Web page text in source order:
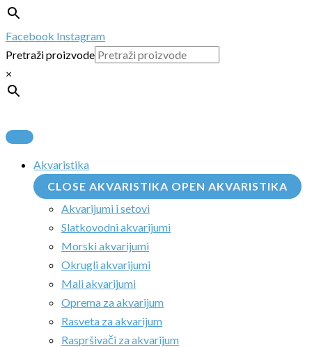
Facebook Instagram
Pretraži proizvode
×
Akvaristika
CLOSE AKVARISTIKA OPEN AKVARISTIKA
Akvarijumi i setovi
Slatkovodni akvarijumi
Morski akvarijumi
Okrugli akvarijumi
Mali akvarijumi
Oprema za akvarijum
Rasveta za akvarijum
Raspršivači za akvarijum